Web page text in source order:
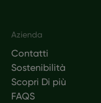
Footer
Azienda
Contatti
Sostenibilità
Scopri Di più
FAQS